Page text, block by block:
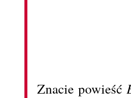
Znacie powieść